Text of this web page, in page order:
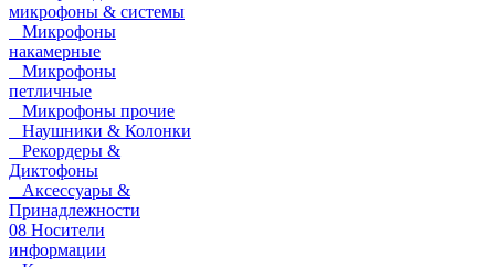
микрофоны & системы
Микрофоны
накамерные
Микрофоны
петличные
Микрофоны прочие
Наушники & Колонки
Рекордеры &
Диктофоны
Аксессуары &
Принадлежности
08 Носители
информации